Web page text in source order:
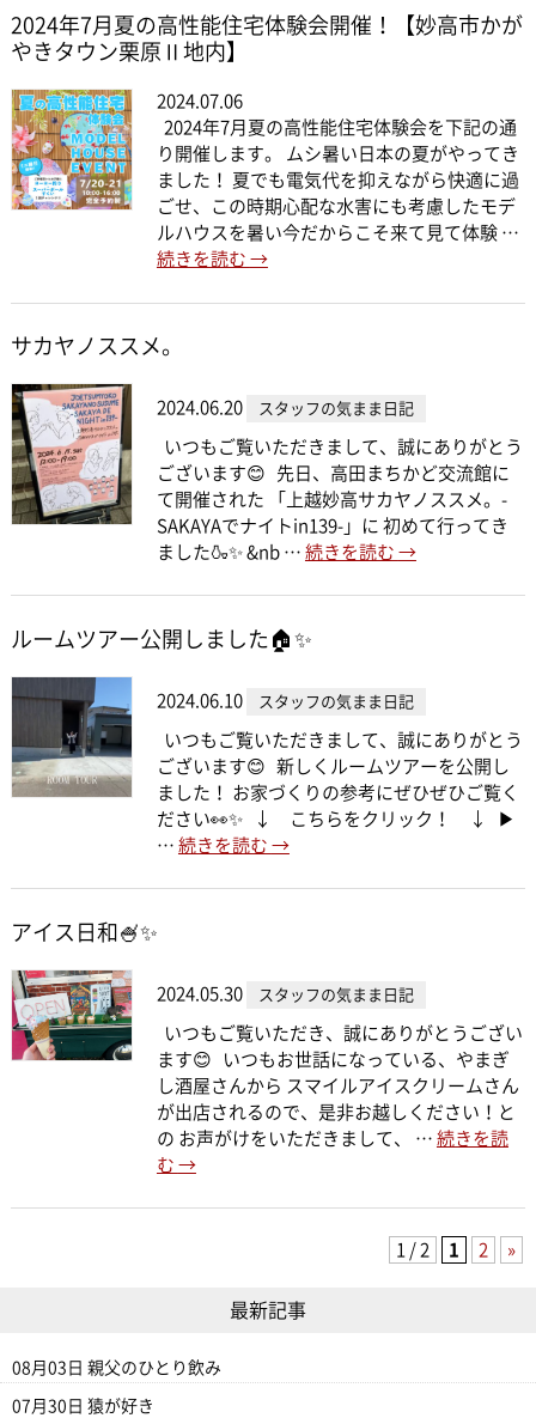
2024年7月夏の高性能住宅体験会開催！【妙高市かが
やきタウン栗原Ⅱ地内】
2024.07.06
2024年7月夏の高性能住宅体験会を下記の通
り開催します。 ムシ暑い日本の夏がやってき
ました！ 夏でも電気代を抑えながら快適に過
ごせ、この時期心配な水害にも考慮したモデ
ルハウスを暑い今だからこそ来て見て体験 …
続きを読む →
サカヤノススメ。
2024.06.20 スタッフの気まま日記
いつもご覧いただきまして、誠にありがとう
ございます😊 先日、高田まちかど交流館に
て開催された 「上越妙高サカヤノススメ。-
SAKAYAでナイトin139-」に 初めて行ってき
ました🍶✨ &nb … 続きを読む →
ルームツアー公開しました🏠✨
2024.06.10 スタッフの気まま日記
いつもご覧いただきまして、誠にありがとう
ございます😊 新しくルームツアーを公開し
ました！ お家づくりの参考にぜひぜひご覧く
ださい👀✨ ↓ こちらをクリック！ ↓ ▶
… 続きを読む →
アイス日和🍧✨
2024.05.30 スタッフの気まま日記
いつもご覧いただき、誠にありがとうござい
ます😊 いつもお世話になっている、やまぎ
し酒屋さんから スマイルアイスクリームさん
が出店されるので、是非お越しください！と
の お声がけをいただきまして、 … 続きを読
む →
1 / 2 1 2 »
最新記事
08月03日 親父のひとり飲み
07月30日 猿が好き